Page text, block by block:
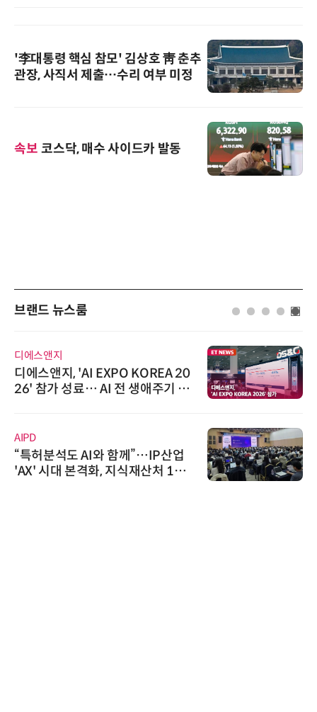
'李대통령 핵심 참모' 김상호 靑 춘추
관장, 사직서 제출…수리 여부 미정
속보 코스닥, 매수 사이드카 발동
브랜드 뉴스룸
디에스앤지
디에스앤지, 'AI EXPO KOREA 20
26' 참가 성료… AI 전 생애주기 아
AIPD
“특허분석도 AI와 함께”…IP산업
'AX' 시대 본격화, 지식재산처 1호